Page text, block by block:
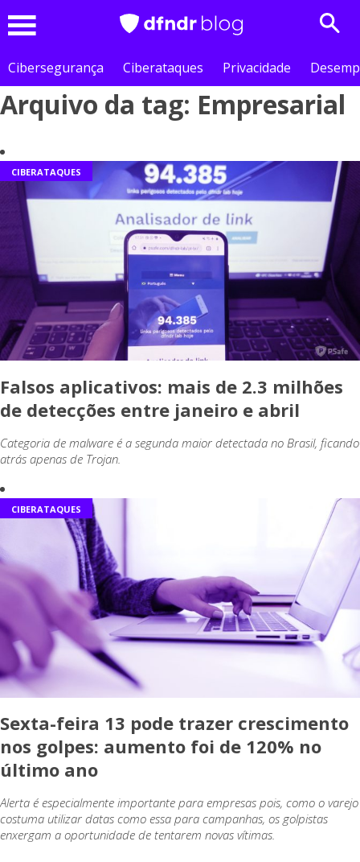
Cibersegurança
Ciberataques Privacidade
Arquivo da tag: Empresarial
CIBERATAQUES
Falsos aplicativos: mais de 2.3 milhões
de detecções entre janeiro e abril
Categoria de malware é a segunda maior detectada no Brasil, ficando
atrás apenas de Trojan.
CIBERATAQUES
Sexta-feira 13 pode trazer crescimento
nos golpes: aumento foi de 120% no
último ano
Alerta é especialmente importante para empresas pois, como o varejo
costuma utilizar datas como essa para campanhas, os golpistas
enxergam a oportunidade de tentarem novas vítimas.